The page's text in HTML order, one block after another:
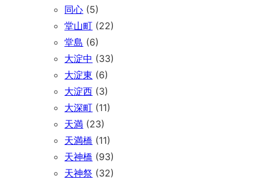
同心 (5)
堂山町 (22)
堂島 (6)
大淀中 (33)
大淀東 (6)
大淀西 (3)
大深町 (11)
天満 (23)
天満橋 (11)
天神橋 (93)
天神祭 (32)